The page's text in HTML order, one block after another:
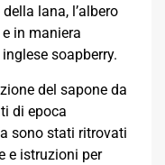
lana, l’albero
in maniera
soapberry.
del sapone da
di epoca
sono stati ritrovati
e istruzioni per